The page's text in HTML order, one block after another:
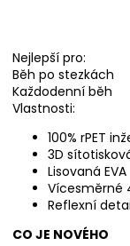
Nejlepší pro:
Běh po stezkách
Každodenní běh
Vlastnosti:
100% rPET
3D
Lisovaná EVA
Vícesměrné
Reflexní
CO JE NOVÉHO